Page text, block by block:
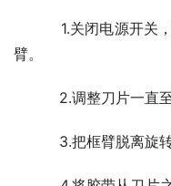
臂。
2.调整刀
3.把框臂脱